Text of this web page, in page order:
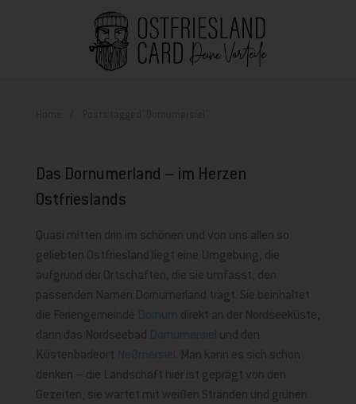
Das Dornumerland – im Herzen
Ostfrieslands
Quasi mitten drin im schönen und von uns allen so
geliebten Ostfriesland liegt eine Umgebung, die
aufgrund der Ortschaften, die sie umfasst, den
passenden Namen Dornumerland trägt. Sie beinhaltet
die Feriengemeinde Dornum direkt an der Nordseeküste,
dann das Nordseebad Dornumersiel und den
Küstenbadeort Neßmersiel . Man kann es sich schon
denken – die Landschaft hier ist geprägt von den
Gezeiten, sie wartet mit weißen Stränden und grünen